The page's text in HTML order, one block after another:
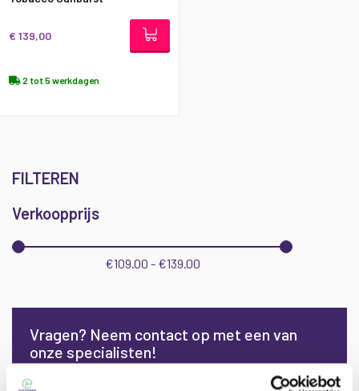
€ 139,00
2 tot 5 werkdagen
FILTEREN
Verkoopprijs
€109.00 - €139.00
Vragen? Neem contact op met een van
onze specialisten!